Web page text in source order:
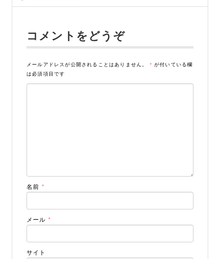
コメントをどうぞ
メールアドレスが公開されることはありません。 * が付いている欄
は必須項目です
名前 *
メール *
サイト